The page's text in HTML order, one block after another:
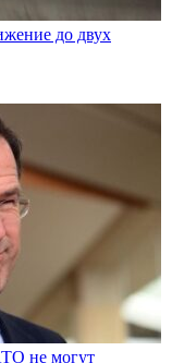
до двух
не могут